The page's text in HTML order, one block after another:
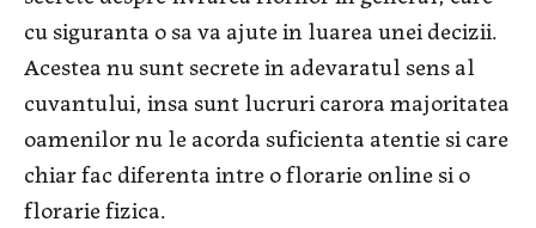
cu siguranta o sa va ajute in luarea unei decizii.
Acestea nu sunt secrete in adevaratul sens al
cuvantului, insa sunt lucruri carora majoritatea
oamenilor nu le acorda suficienta atentie si care
chiar fac diferenta intre o florarie online si o
florarie fizica.